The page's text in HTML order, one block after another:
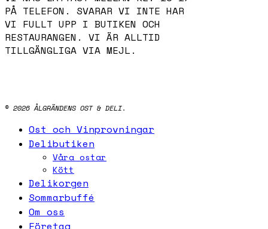
PÅ TELEFON. SVARAR VI INTE HAR
VI FULLT UPP I BUTIKEN OCH
RESTAURANGEN. VI ÄR ALLTID
TILLGÄNGLIGA VIA MEJL.
© 2026 ÅLGRÄNDENS OST & DELI.
Close
Ost och Vinprovningar
Delibutiken
Våra ostar
Kött
Delikorgen
Sommarbuffé
Om oss